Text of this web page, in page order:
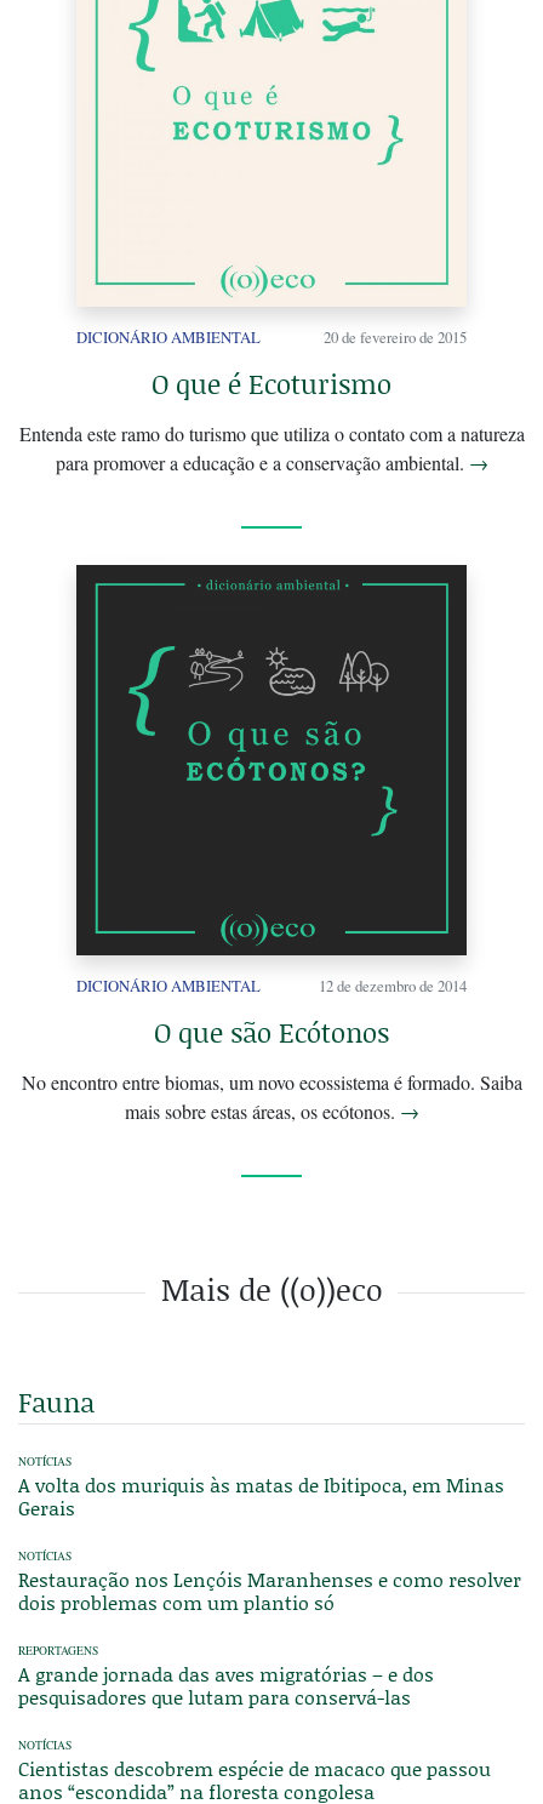
DICIONÁRIO AMBIENTAL 20 de fevereiro de 2015
O que é Ecoturismo
Entenda este ramo do turismo que utiliza o contato com a natureza
para promover a educação e a conservação ambiental. →
DICIONÁRIO AMBIENTAL 12 de dezembro de 2014
O que são Ecótonos
No encontro entre biomas, um novo ecossistema é formado. Saiba
mais sobre estas áreas, os ecótonos. →
Mais de ((o))eco
Fauna
NOTÍCIAS
A volta dos muriquis às matas de Ibitipoca, em Minas
Gerais
NOTÍCIAS
Restauração nos Lençóis Maranhenses e como resolver
dois problemas com um plantio só
REPORTAGENS
A grande jornada das aves migratórias – e dos
pesquisadores que lutam para conservá-las
NOTÍCIAS
Cientistas descobrem espécie de macaco que passou
anos “escondida” na floresta congolesa